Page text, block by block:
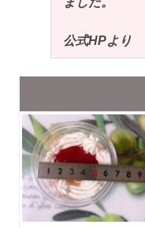
公式HPより